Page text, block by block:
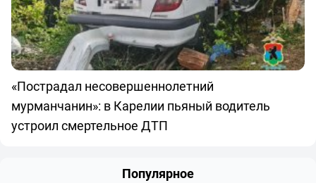
«Пострадал несовершеннолетний
мурманчанин»: в Карелии пьяный водитель
устроил смертельное ДТП
Популярное